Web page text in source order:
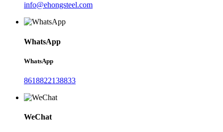
info@ehongsteel.com
WhatsApp
WhatsApp
8618822138833
WeChat